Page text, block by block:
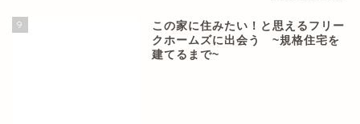
9
この家に住みたい！と思えるフリー
クホームズに出会う ~規格住宅を
建てるまで~